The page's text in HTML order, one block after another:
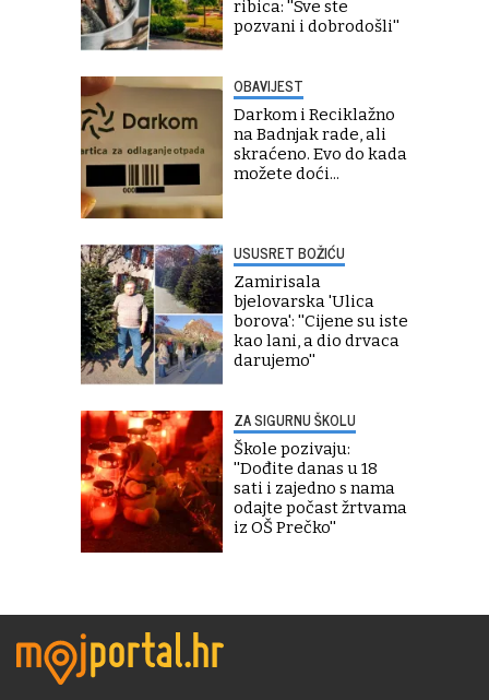
ribica: ''Sve ste
pozvani i dobrodošli''
OBAVIJEST
Darkom i Reciklažno
na Badnjak rade, ali
skraćeno. Evo do kada
možete doći...
USUSRET BOŽIĆU
Zamirisala
bjelovarska 'Ulica
borova': ''Cijene su iste
kao lani, a dio drvaca
darujemo''
ZA SIGURNU ŠKOLU
Škole pozivaju:
''Dođite danas u 18
sati i zajedno s nama
odajte počast žrtvama
iz OŠ Prečko''